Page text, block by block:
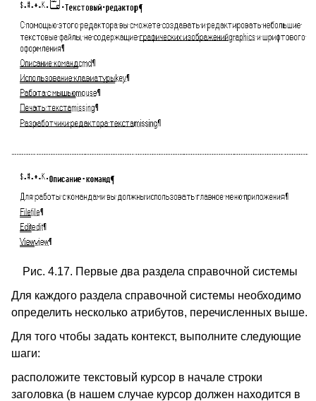
Рис. 4.17. Первые два раздела справочной системы
Для каждого раздела справочной системы необходимо
определить несколько атрибутов, перечисленных выше.
Для того чтобы задать контекст, выполните следующие
шаги:
расположите текстовый курсор в начале строки
заголовка (в нашем случае курсор должен находится в